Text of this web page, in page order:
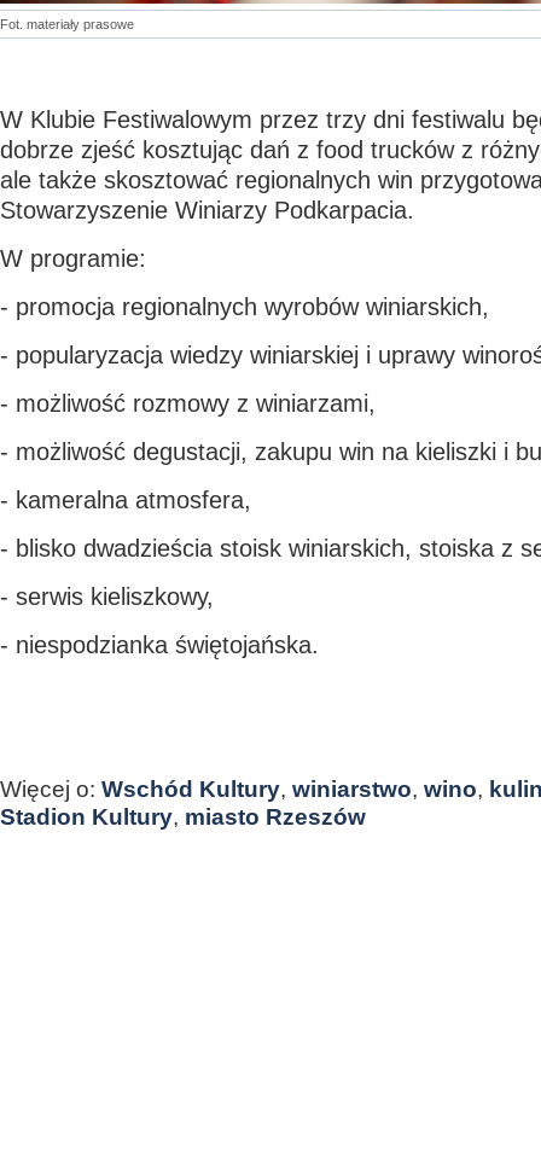
Fot. materiały prasowe
W Klubie Festiwalowym przez trzy dni festiwalu
dobrze zjeść kosztując dań z food trucków z
ale także skosztować regionalnych win
Stowarzyszenie Winiarzy Podkarpacia.
W programie:
- promocja regionalnych wyrobów winiarskich,
- popularyzacja wiedzy winiarskiej i uprawy
- możliwość rozmowy z winiarzami,
- możliwość degustacji, zakupu win na kieliszki i
- kameralna atmosfera,
- blisko dwadzieścia stoisk winiarskich, stoiska z
- serwis kieliszkowy,
- niespodzianka świętojańska.
Więcej o: Wschód Kultury, winiarstwo, wino,
Stadion Kultury, miasto Rzeszów